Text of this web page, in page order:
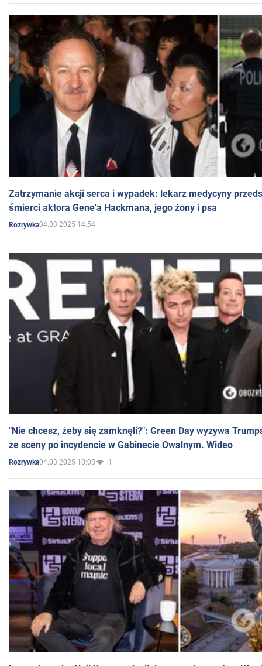
Zatrzymanie akcji serca i wypadek: lekarz medycyny
śmierci aktora Gene'a Hackmana, jego żony i psa
Rozrywka04.03.2025 14:54
"Nie chcesz, żeby się zamknęli?": Green Day wyzywa
ze sceny po incydencie w Gabinecie Owalnym. Wideo
Rozrywka04.03.2025 10:08 1